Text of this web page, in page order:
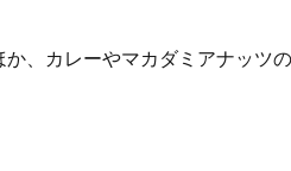
、カレーやマカダミアナッツ